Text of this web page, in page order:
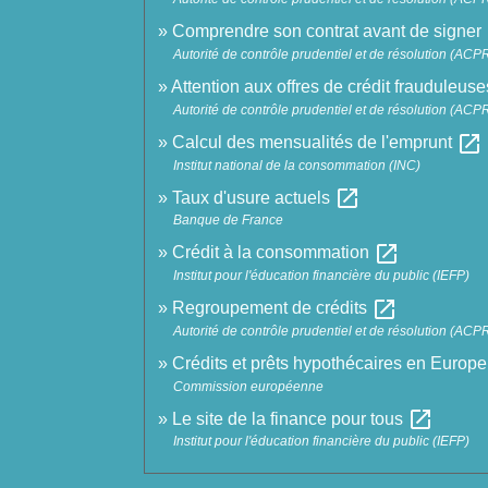
Comprendre son contrat avant de signer
Autorité de contrôle prudentiel et de résolution
Attention aux offres de crédit
Autorité de contrôle prudentiel et de résolution
Calcul des mensualités de l'emprunt open_in_new
Institut national de la consommation (INC)
Taux d'usure actuels open_in_new
Banque de France
Crédit à la consommation open_in_new
Institut pour l'éducation financière du public (IEFP)
Regroupement de crédits open_in_new
Autorité de contrôle prudentiel et de résolution
Crédits et prêts hypothécaires en Europe
Commission européenne
Le site de la finance pour tous open_in_new
Institut pour l'éducation financière du public (IEFP)